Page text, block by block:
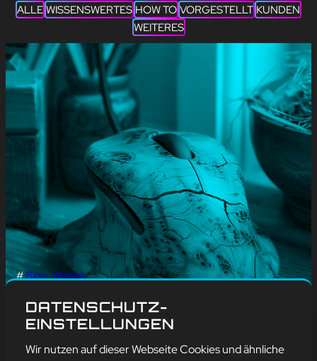
ALLE WISSENSWERTES HOW TO VORGESTELLT KUNDEN
WEITERES
#Blog, Weitere
MAUS
mehr erfahren
DATENSCHUTZ-
EINSTELLUNGEN
Wir nutzen auf dieser Webseite Cookies und ähnliche